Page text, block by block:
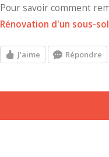
Pour savoir comment
Rénovation d'un sous-
J'aime Répondre